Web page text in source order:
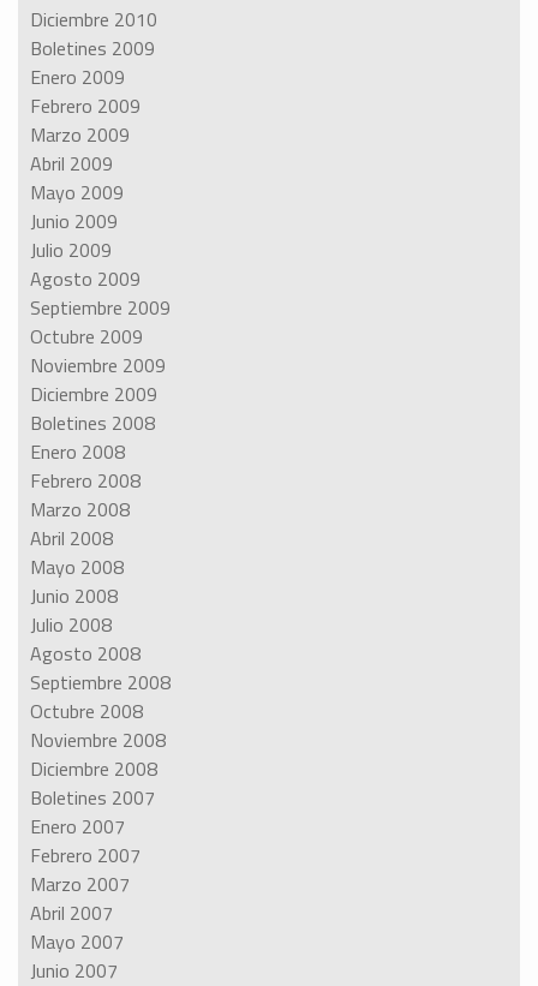
Diciembre 2010
Boletines 2009
Enero 2009
Febrero 2009
Marzo 2009
Abril 2009
Mayo 2009
Junio 2009
Julio 2009
Agosto 2009
Septiembre 2009
Octubre 2009
Noviembre 2009
Diciembre 2009
Boletines 2008
Enero 2008
Febrero 2008
Marzo 2008
Abril 2008
Mayo 2008
Junio 2008
Julio 2008
Agosto 2008
Septiembre 2008
Octubre 2008
Noviembre 2008
Diciembre 2008
Boletines 2007
Enero 2007
Febrero 2007
Marzo 2007
Abril 2007
Mayo 2007
Junio 2007